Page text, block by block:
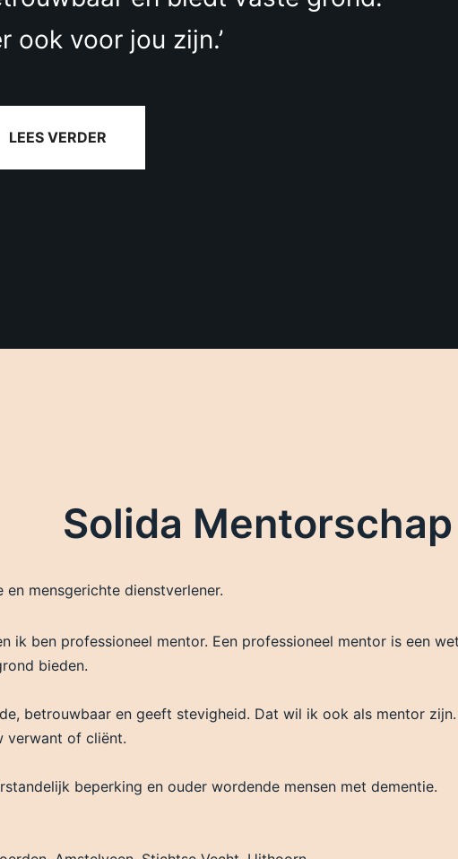
ook voor jou zijn.’
LEES VERDER
Solida Mentorschap
mensgerichte dienstverlener.
ik ben professioneel mentor. Een professioneel mentor is een
bieden.
betrouwbaar en geeft stevigheid. Dat wil ik ook als mentor
verwant of cliënt.
beperking en ouder wordende mensen met dementie.